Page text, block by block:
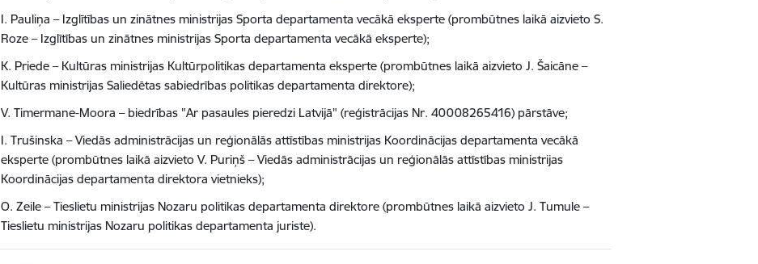
I. Pauliņa – Izglītības un zinātnes ministrijas Sporta departamenta vecākā eksperte (prombūtnes laikā aizvieto S.
Roze – Izglītības un zinātnes ministrijas Sporta departamenta vecākā eksperte);
K. Priede – Kultūras ministrijas Kultūrpolitikas departamenta eksperte (prombūtnes laikā aizvieto J. Šaicāne –
Kultūras ministrijas Saliedētas sabiedrības politikas departamenta direktore);
V. Timermane-Moora – biedrības "Ar pasaules pieredzi Latvijā" (reģistrācijas Nr. 40008265416) pārstāve;
I. Trušinska – Viedās administrācijas un reģionālās attīstības ministrijas Koordinācijas departamenta vecākā
eksperte (prombūtnes laikā aizvieto V. Puriņš – Viedās administrācijas un reģionālās attīstības ministrijas
Koordinācijas departamenta direktora vietnieks);
O. Zeile – Tieslietu ministrijas Nozaru politikas departamenta direktore (prombūtnes laikā aizvieto J. Tumule –
Tieslietu ministrijas Nozaru politikas departamenta juriste).